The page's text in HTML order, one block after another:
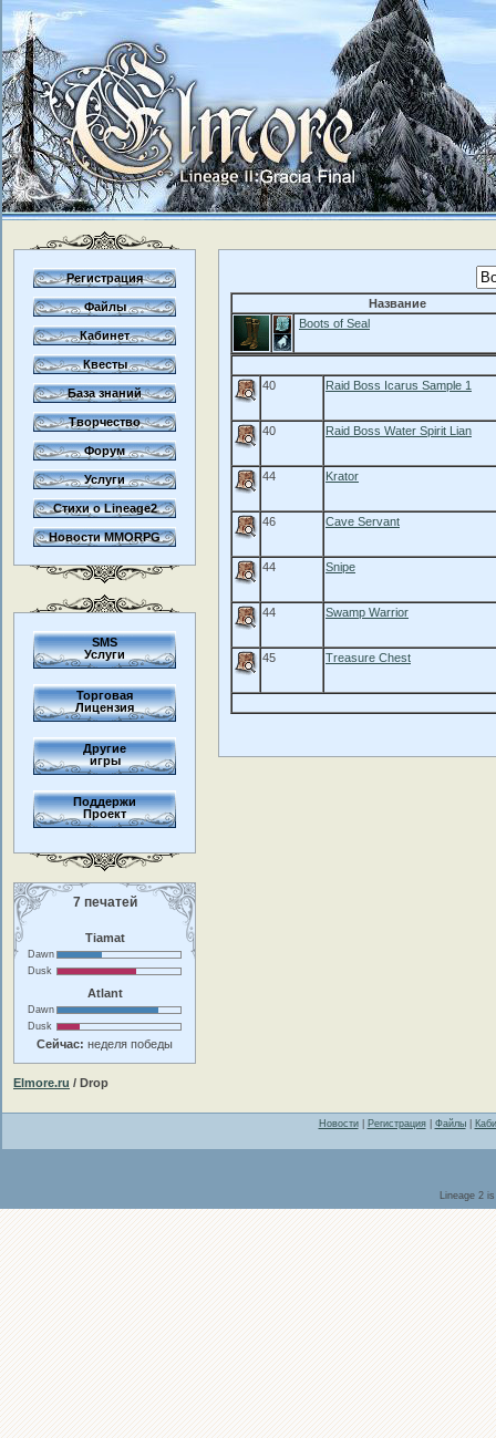
Регистрация
Файлы
Кабинет
Квесты
База знаний
Творчество
Форум
Услуги
Стихи о Lineage2
Новости MMORPG
SMS
Услуги
Торговая
Лицензия
Другие
игры
Поддержи
Проект
7 печатей
Tiamat
Dawn
Dusk
Atlant
Dawn
Dusk
Сейчас: неделя победы
Название
Boots of Seal
40 Raid Boss Icarus Sample 1
40 Raid Boss Water Spirit Lian
44 Krator
46 Cave Servant
44 Snipe
44 Swamp Warrior
45 Treasure Chest
Elmore.ru / Drop
Новости| Регистрация| Файлы|
Lineage 2